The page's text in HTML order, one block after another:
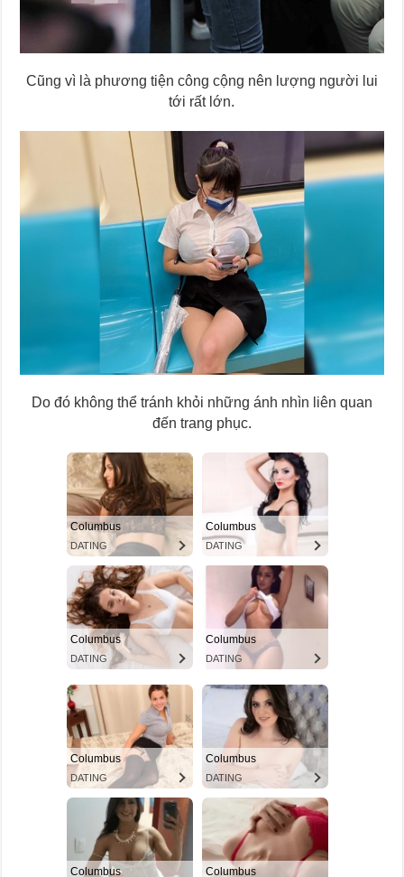
Cũng vì là phương tiện công cộng nên lượng người lui
tới rất lớn.
Do đó không thể tránh khỏi những ánh nhìn liên quan
đến trang phục.